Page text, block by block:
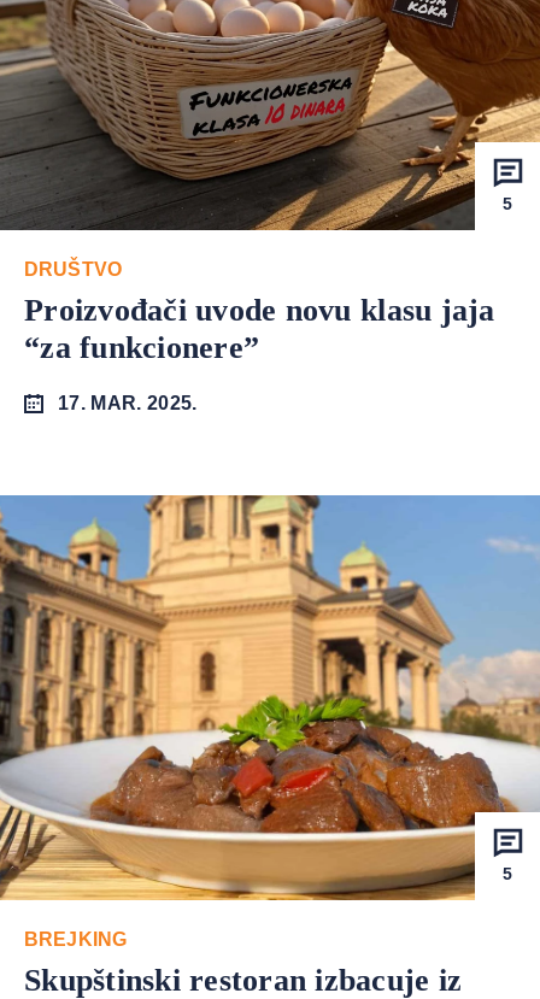
5
DRUŠTVO
Proizvođači uvode novu klasu jaja
“za funkcionere”
17. MAR. 2025.
5
BREJKING
Skupštinski restoran izbacuje iz